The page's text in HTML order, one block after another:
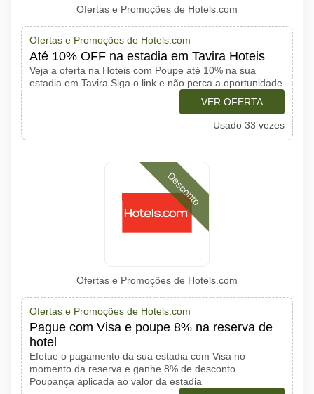
Ofertas e Promoções de Hotels.com
Ofertas e Promoções de Hotels.com
Até 10% OFF na estadia em Tavira Hoteis
Veja a oferta na Hoteis com Poupe até 10% na sua
estadia em Tavira Siga o link e não perca a oportunidade
VER OFERTA
Usado 33 vezes
Desconto
Ofertas e Promoções de Hotels.com
Ofertas e Promoções de Hotels.com
Pague com Visa e poupe 8% na reserva de
hotel
Efetue o pagamento da sua estadia com Visa no
momento da reserva e ganhe 8% de desconto.
Poupança aplicada ao valor da estadia